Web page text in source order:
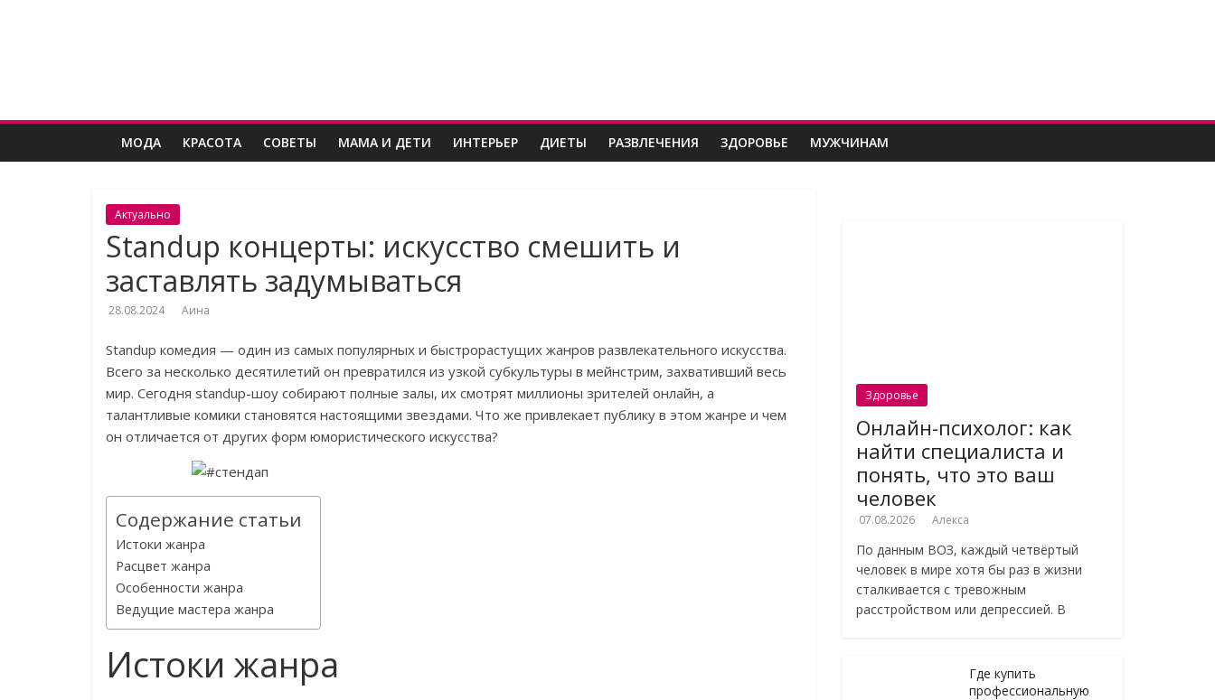
Блог
полезных
женщин
МОДА КРАСОТА СОВЕТЫ МАМА И ДЕТИ ИНТЕРЬЕР ДИЕТЫ РАЗВЛЕЧЕНИЯ ЗДОРОВЬЕ МУЖЧИНАМ
Актуально
Standup концерты: искусство смешить и
заставлять задумываться
28.08.2024 Аина
Standup комедия — один из самых популярных и быстрорастущих жанров развлекательного искусства.
Всего за несколько десятилетий он превратился из узкой субкультуры в мейнстрим, захвативший весь
мир. Сегодня standup-шоу собирают полные залы, их смотрят миллионы зрителей онлайн, а
талантливые комики становятся настоящими звездами. Что же привлекает публику в этом жанре и чем
он отличается от других форм юмористического искусства?
Содержание статьи
Истоки жанра
Расцвет жанра
Особенности жанра
Ведущие мастера жанра
Истоки жанра
Здоровье
Онлайн-психолог: как
найти специалиста и
понять, что это ваш
человек
07.08.2026 Алекса
По данным ВОЗ, каждый четвёртый
человек в мире хотя бы раз в жизни
сталкивается с тревожным
расстройством или депрессией. В
Где купить
профессиональную